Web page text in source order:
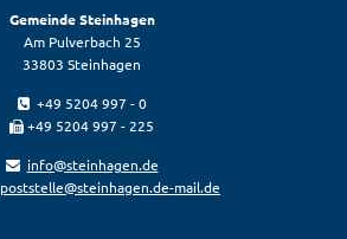
Gemeinde Steinhagen
Am Pulverbach 25
33803 Steinhagen
+49 5204 997 - 0
+49 5204 997 - 225
info@steinhagen.de
poststelle@steinhagen.de-mail.de